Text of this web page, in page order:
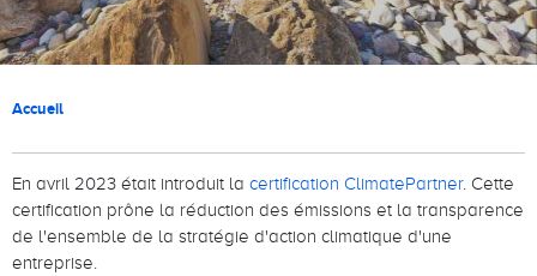
Fil d'Ariane
Accueil
En avril 2023 était introduit la certification ClimatePartner. Cette
certification prône la réduction des émissions et la transparence
de l'ensemble de la stratégie d'action climatique d'une
entreprise.